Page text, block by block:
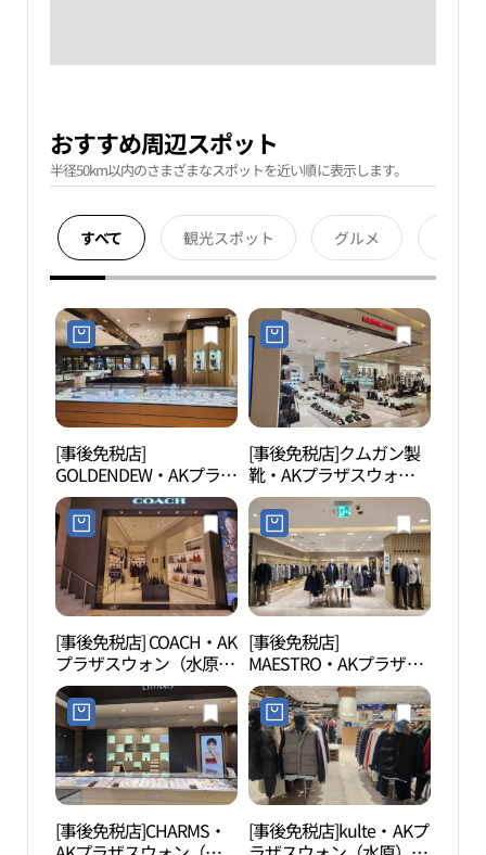
おすすめ周辺スポット
半径50km以内のさまざまなスポットを近い順に表示します。
すべて 観光スポット グルメ
[事後免税店]
GOLDENDEW・AKプラザ
スウォン（水原）店(골
든듀 AK플라자 수원점)
[事後免税店]クムガン製
靴・AKプラザスウォン
（水原）店(금강제화 AK
플라자 수원점)
[事後免税店] COACH・AK
プラザスウォン（水原）
店(코치 AK플라자 수원점)
[事後免税店]
MAESTRO・AKプラザス
ウォン（水原）店(마에
스트로 AK플라자 수원점)
[事後免税店]CHARMS・
[事後免税店]kulte・AKプ